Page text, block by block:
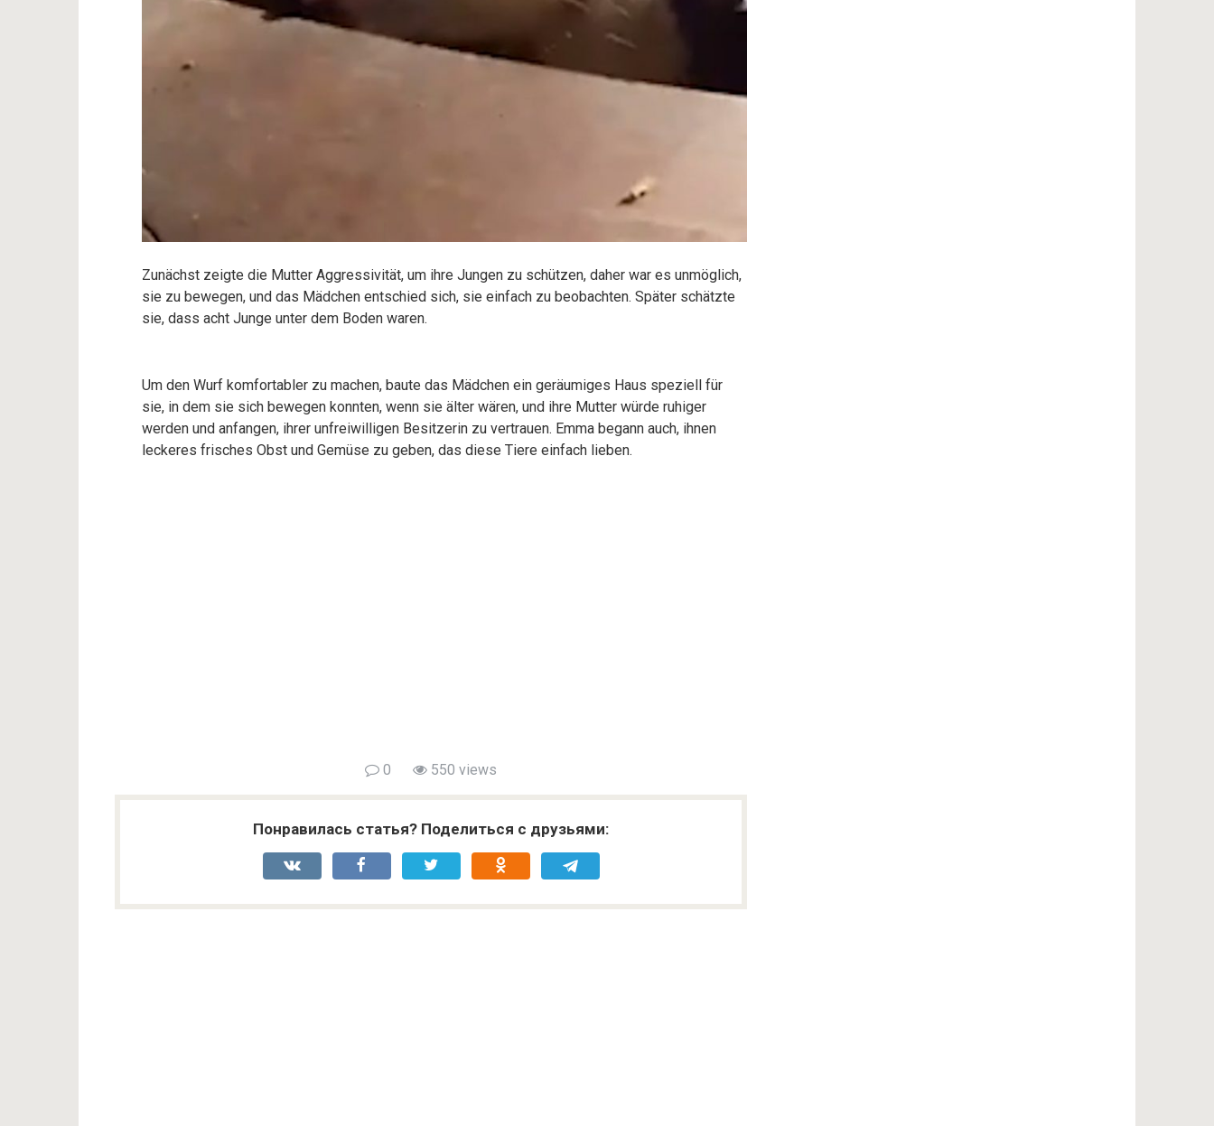
Zunächst zeigte die Mutter Aggressivität, um ihre Jungen zu schützen, daher war es unmöglich,
sie zu bewegen, und das Mädchen entschied sich, sie einfach zu beobachten. Später schätzte
sie, dass acht Junge unter dem Boden waren.
Um den Wurf komfortabler zu machen, baute das Mädchen ein geräumiges Haus speziell für
sie, in dem sie sich bewegen konnten, wenn sie älter wären, und ihre Mutter würde ruhiger
werden und anfangen, ihrer unfreiwilligen Besitzerin zu vertrauen. Emma begann auch, ihnen
leckeres frisches Obst und Gemüse zu geben, das diese Tiere einfach lieben.
0 550 views
Понравилась статья? Поделиться с друзьями: